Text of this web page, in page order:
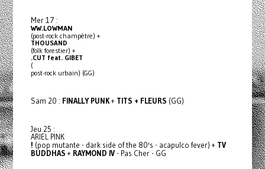
Mer 17 :
WW.LOWMAN
(post-rock champêtre) +
THOUSAND
(folk forestier) +
.CUT feat. GIBET
(
post-rock urbain) (GG)
Sam 20 : FINALLY PUNK+ TITS + FLEURS (GG)
Jeu 25 :
ARIEL PINK
! (pop mutante - dark side of the 80's - acapulco fever) + TV
BUDDHAS+ RAYMOND IV- Pas Cher - GG